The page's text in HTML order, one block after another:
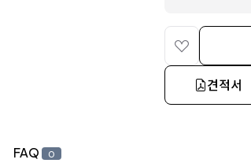
견적서
FAQ 0